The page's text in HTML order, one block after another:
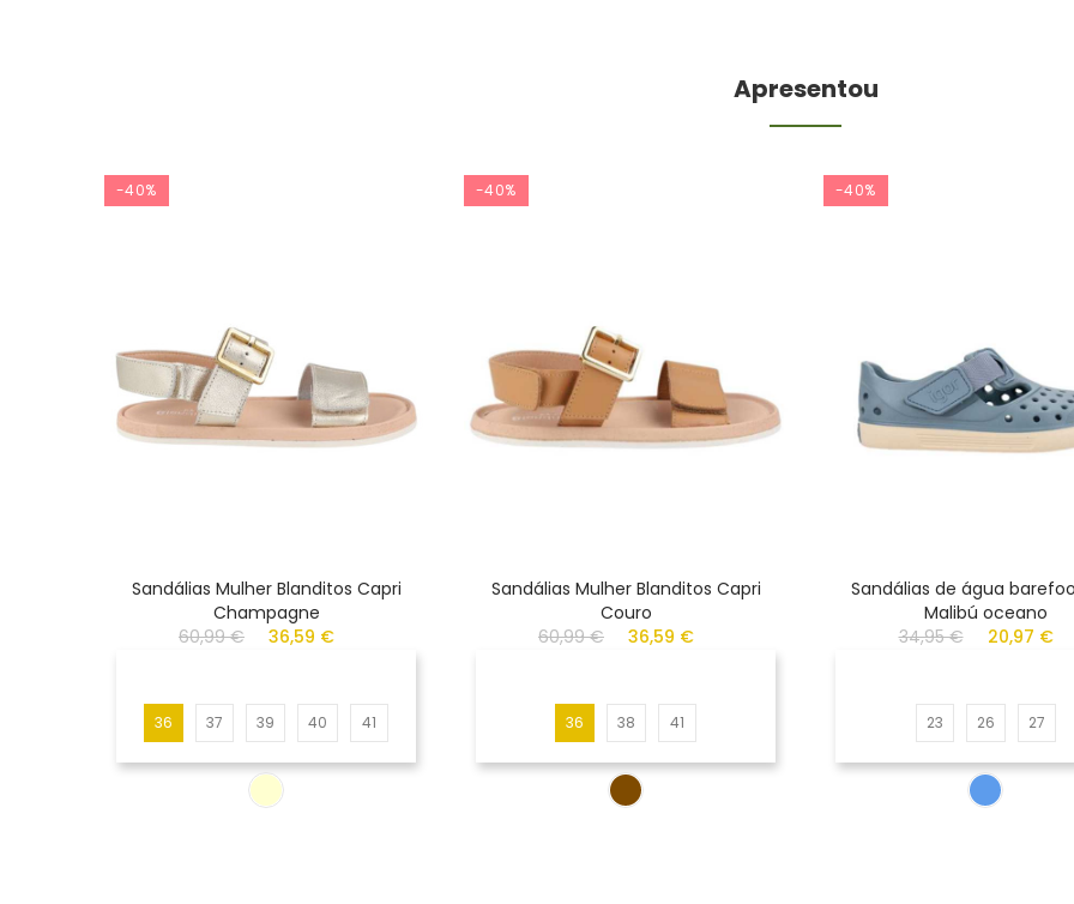
Apresentou
-40%
Sandálias Mulher Blanditos Capri
Champagne
60,99 €
36,59 €
36 37 39 40 41
-40%
Sandálias Mulher Blanditos Capri
Couro
60,99 €
36,59 €
36 38 41
-40%
Sandálias de água
Malibú oceano
34,95 €
20,97 €
23 26 27